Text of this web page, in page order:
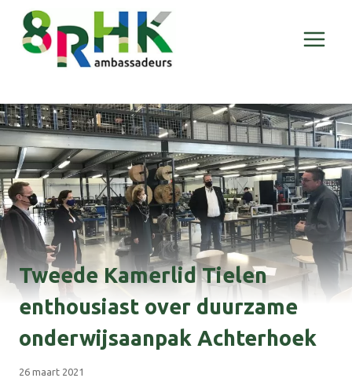
Doorgaan
naar
inhoud
Tweede Kamerlid Tielen
enthousiast over duurzame
onderwijsaanpak Achterhoek
26 maart 2021